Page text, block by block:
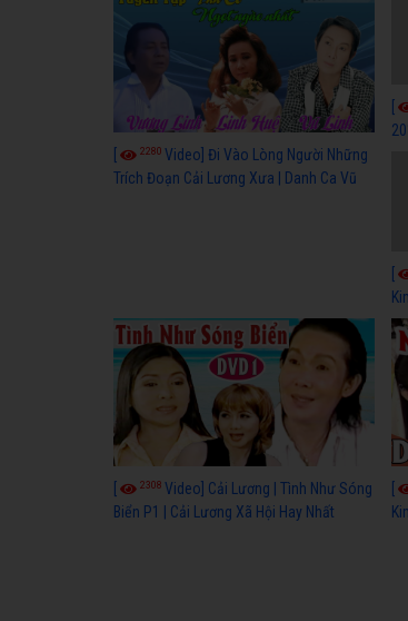
2280 Video] Đi Vào Lòng Người Những
Trích Đoạn Cải Lương Xưa | Danh Ca Vũ
2308 Video] Cải Lương | Tình Như Sóng
Biển P1 | Cải Lương Xã Hội Hay Nhất